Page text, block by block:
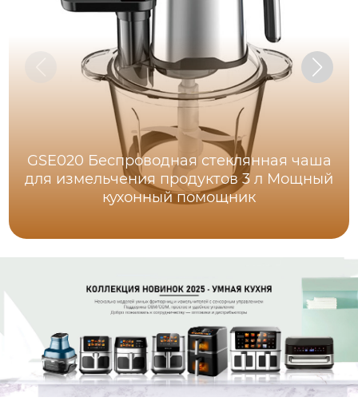
GSE020 Беспроводная стеклянная чаша
для измельчения продуктов 3 л Мощный
кухонный помощник